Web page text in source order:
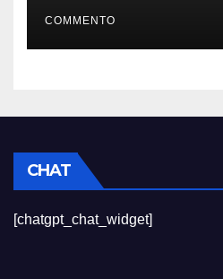
COMMENTO
CHAT
[chatgpt_chat_widget]